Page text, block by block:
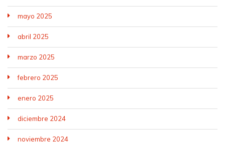
mayo 2025
abril 2025
marzo 2025
febrero 2025
enero 2025
diciembre 2024
noviembre 2024